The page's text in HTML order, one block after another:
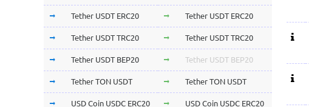
Tether USDT ERC20 Tether USDT ERC20
Tether USDT TRC20 Tether USDT TRC20
Tether USDT BEP20 Tether USDT BEP20
Tether TON USDT Tether TON USDT
USD Coin USDC ERC20 USD Coin USDC ERC20